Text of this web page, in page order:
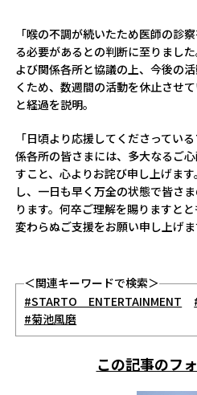
「喉の不調が続いたため医師の診
る必要があるとの判断に至りまし
よび関係各所と協議の上、今後の
くため、数週間の活動を休止させ
と経過を説明。
「日頃より応援してくださってい
係各所の皆さまには、多大なるご
すこと、心よりお詫び申し上げま
し、一日も早く万全の状態で皆さ
ります。何卒ご理解を賜りますと
変わらぬご支援をお願い申し上げま
＜関連キーワードで検索＞
#STARTO ENTERTAINMENT
#菊池風磨
この記事のフ